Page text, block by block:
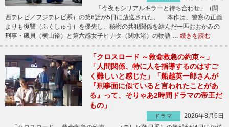
「今夜もシリアルキラーと待ち合わせ」（関
西テレビ／フジテレビ系）の第6話が5日に放送された。 本作は、警察の正義
よりも復讐（ふくしゅう）を優先し、秘密の共犯関係を結んだ一匹おおかみの
刑事・磯貝（横山裕）と第六感女子ヒナタ（関水渚）の物語 … 続きを読む
「クロスロード ～救命救急の約束～」
「人間関係、特に人を指導するのはすご
く難しいと感じた」「船越英一郎さんが
『刑事面に似ていると言われたことがあ
る』って、そりゃあ2時間ドラマの帝王だ
もの」
ドラマ
2026年8月6日